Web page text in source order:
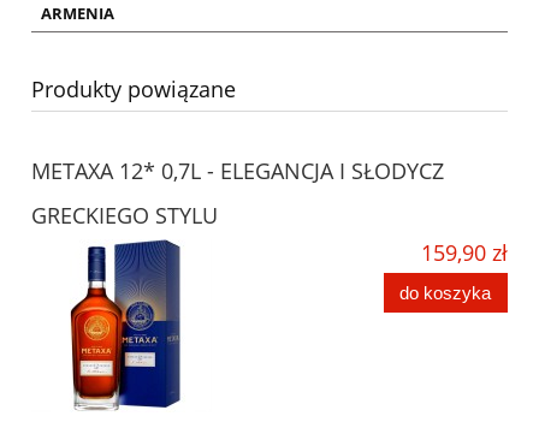
ARMENIA
Produkty powiązane
METAXA 12* 0,7L - ELEGANCJA I SŁODYCZ
GRECKIEGO STYLU
159,90 zł
do koszyka